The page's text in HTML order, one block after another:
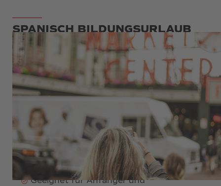
SPANISCH BILDUNGSURLAUB
RHEINLAND-PFALZ UND
HESSEN
440 €
Anerkannter Bildungsurlaub in Rheinland-
Pfalz und Hessen
Spanisch lernen in einer Woche –
kompakt, intensiv und praxisnah
40 Unterrichtseinheiten von Montag bis
Freitag
Geeignet für Anfänger und